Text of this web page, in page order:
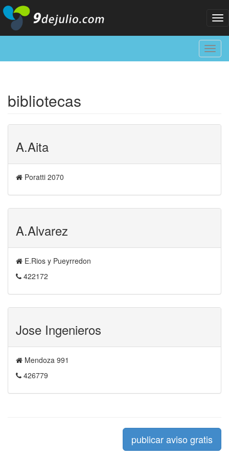
bibliotecas
A.Aita
Poratti 2070
A.Alvarez
E.Rios y Pueyrredon
422172
Jose Ingenieros
Mendoza 991
426779
publicar aviso gratis